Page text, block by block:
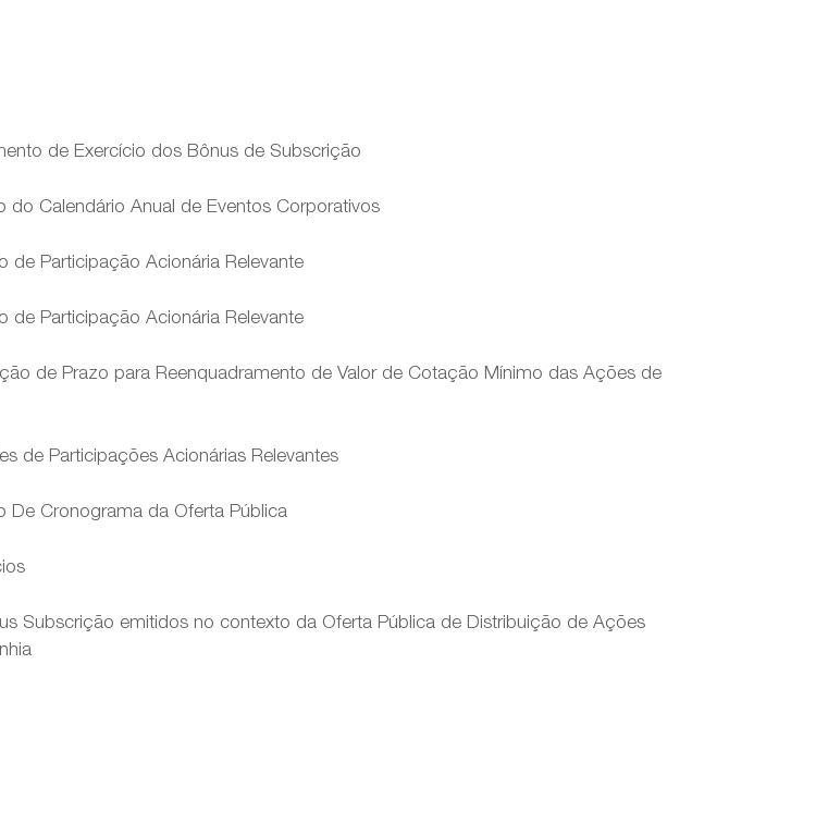
de Exercício dos Bônus de Subscrição
Calendário Anual de Eventos Corporativos
Participação Acionária Relevante
Participação Acionária Relevante
de Prazo para Reenquadramento de Valor de Cotação Mínimo das Ações de
de Participações Acionárias Relevantes
De Cronograma da Oferta Pública
Subscrição emitidos no contexto da Oferta Pública de Distribuição de Ações